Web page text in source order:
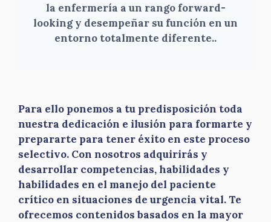
la enfermería a un rango forward-
looking y desempeñar su función en un
entorno totalmente diferente..
Para ello ponemos a tu predisposición toda
nuestra dedicación e ilusión para formarte y
prepararte para tener éxito en este proceso
selectivo. Con nosotros adquirirás y
desarrollar competencias, habilidades y
habilidades en el manejo del paciente
crítico en situaciones de urgencia vital. Te
ofrecemos contenidos basados en la mayor